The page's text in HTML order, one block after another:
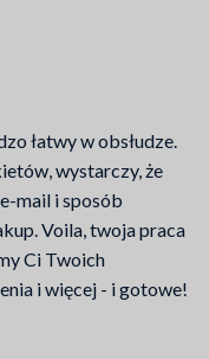
łatwy w obsłudze.
wystarczy, że
mail i sposób
Voila, twoja praca
Ci Twoich
i więcej - i gotowe!